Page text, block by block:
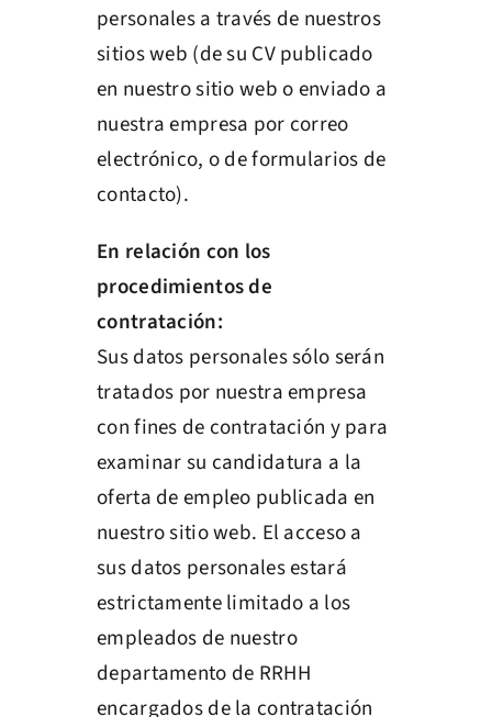
personales a través de nuestros
sitios web (de su CV publicado
en nuestro sitio web o enviado a
nuestra empresa por correo
electrónico, o de formularios de
contacto).
En relación con los
procedimientos de
contratación:
Sus datos personales sólo serán
tratados por nuestra empresa
con fines de contratación y para
examinar su candidatura a la
oferta de empleo publicada en
nuestro sitio web. El acceso a
sus datos personales estará
estrictamente limitado a los
empleados de nuestro
departamento de RRHH
encargados de la contratación